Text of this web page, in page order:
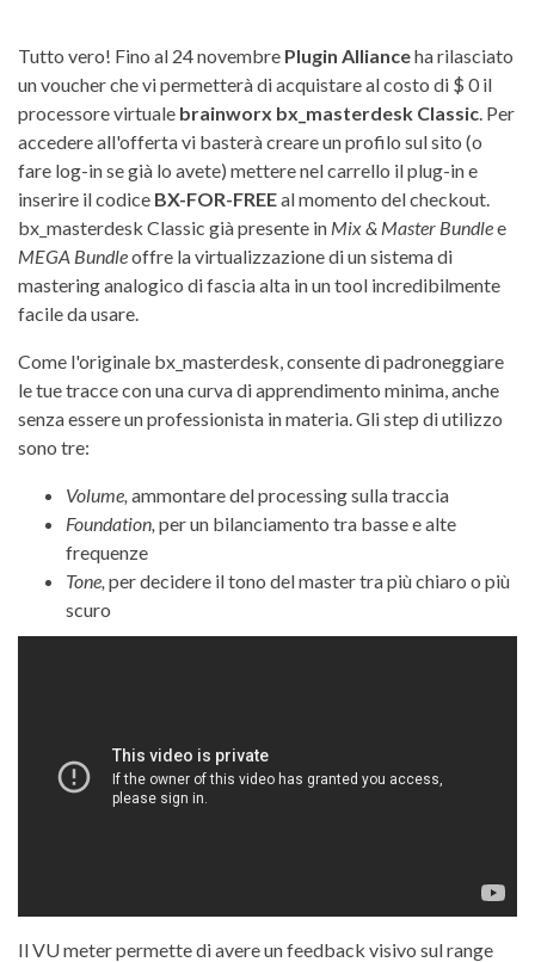
Tutto vero! Fino al 24 novembre Plugin Allianceha rilasciato
un voucher che vi permetterà di acquistare al costo di $ 0 il
processore virtuale brainworx bx_masterdesk Classic . Per
accedere all'offerta vi basterà creare un profilo sul sito (o
fare log-in se già lo avete) mettere nel carrello il plug-in e
inserire il codice BX-FOR-FREEal momento del checkout.
bx_masterdesk Classic già presente in Mix & Master Bundlee
MEGA Bundleoffre la virtualizzazione di un sistema di
mastering analogico di fascia alta in un tool incredibilmente
facile da usare.
Come l'originale bx_masterdesk, consente di padroneggiare
le tue tracce con una curva di apprendimento minima, anche
senza essere un professionista in materia. Gli step di utilizzo
sono tre:
Volume, ammontare del processing sulla traccia
Foundation, per un bilanciamento tra basse e alte
frequenze
Tone, per decidere il tono del master tra più chiaro o più
scuro
Il VU meter permette di avere un feedback visivo sul range